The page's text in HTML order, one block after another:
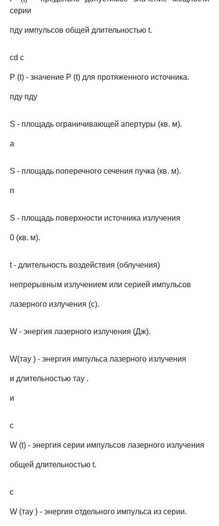
серии
пду импульсов общей длительностью t.
cd c
P (t) - значение P (t) для протяженного источника.
пду пду
S - площадь ограничивающей апертуры (кв. м).
a
S - площадь поперечного сечения пучка (кв. м).
п
S - площадь поверхности источника излучения
0 (кв. м).
t - длительность воздействия (облучения)
непрерывным излучением или серией импульсов
лазерного излучения (с).
W - энергия лазерного излучения (Дж).
W(тау ) - энергия импульса лазерного излучения
и длительностью тау .
и
c
W (t) - энергия серии импульсов лазерного излучения
общей длительностью t.
c
W (тау ) - энергия отдельного импульса из серии.